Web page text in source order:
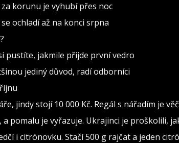
korunu je vyhubí přes noc
ochladí až na konci srpna
pustíte, jakmile přijde první vedro
jediný důvod, radí odborníci
jindy stojí 10 000 Kč. Regál s nářadím je
pomalu je vyřazuje. Ukrajinci je proškolili,
i citrónovku. Stačí 500 g rajčat a jeden